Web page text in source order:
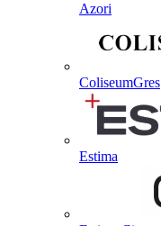
Azori
ColiseumGres
Estima